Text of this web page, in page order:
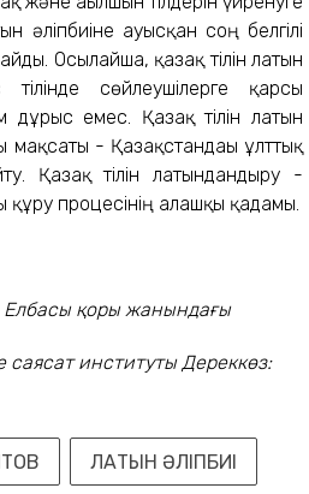
әліпбиіне ауысқан соң белгілі
Осылайша, қазақ тілін латын
сөйлеушілерге қарсы
дұрыс емес. Қазақ тілін латын
мақсаты - Қазақстандағы ұлттық
Қазақ тілін латындандыру -
процесінің алғашқы қадамы.
Елбасы қоры жанындағы
саясат институты Дереккөз:
ЛАТЫН ӘЛІПБИІ